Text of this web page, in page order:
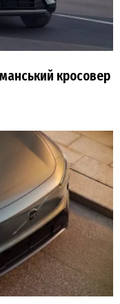
кросовер